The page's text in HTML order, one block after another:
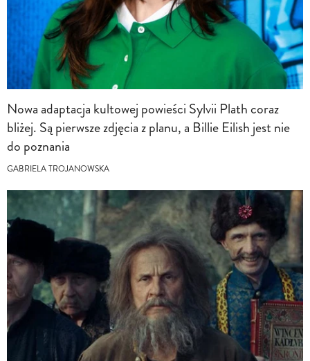
Nowa adaptacja kultowej powieści Sylvii Plath coraz
bliżej. Są pierwsze zdjęcia z planu, a Billie Eilish jest nie
do poznania
GABRIELA TROJANOWSKA